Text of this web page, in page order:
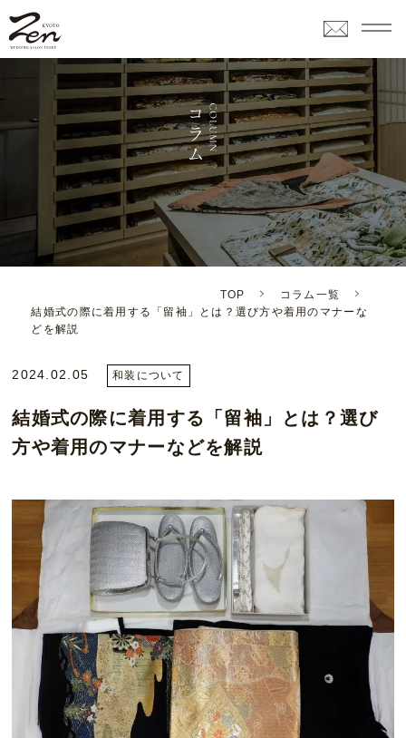
TOP
コラム一覧
結婚式の際に着用する「留袖」とは？選び方や着用のマナーな
どを解説
2024.02.05 和装について
結婚式の際に着用する「留袖」とは？選び
方や着用のマナーなどを解説